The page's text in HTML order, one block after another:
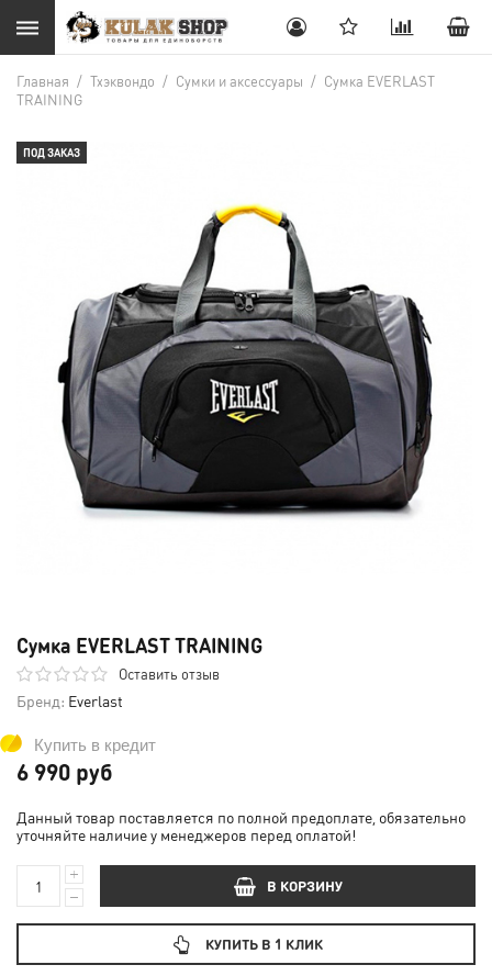
Главная / Тхэквондо / Сумки и аксессуары / Сумка EVERLAST
TRAINING
ПОД ЗАКАЗ
Сумка EVERLAST TRAINING
Оставить отзыв
Бренд: Everlast
Купить в кредит
6 990 руб
Данный товар поставляется по полной предоплате, обязательно
уточняйте наличие у менеджеров перед оплатой!
В КОРЗИНУ
КУПИТЬ В 1 КЛИК